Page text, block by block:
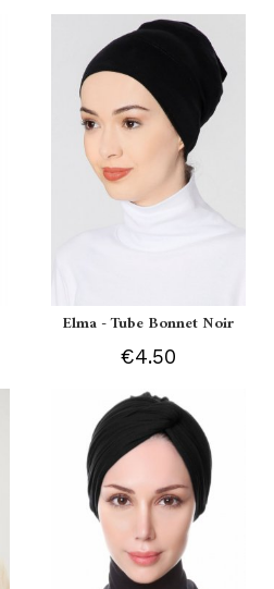
Elma - Tube Bonnet Noir
€4.50